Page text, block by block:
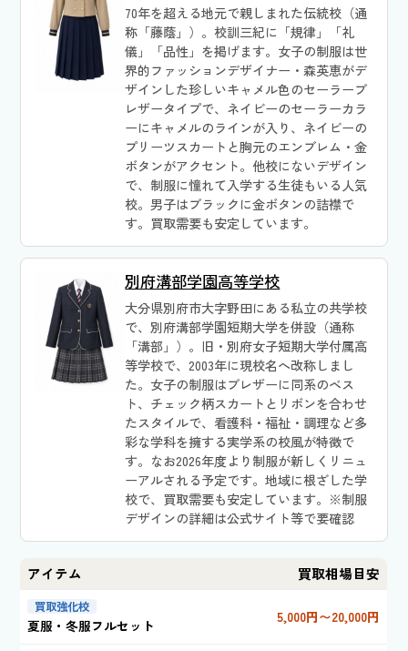
70年を超える地元で親しまれた伝統校（通
称「藤蔭」）。校訓三紀に「規律」「礼
儀」「品性」を掲げます。女子の制服は世
界的ファッションデザイナー・森英恵がデ
ザインした珍しいキャメル色のセーラーブ
レザータイプで、ネイビーのセーラーカラ
ーにキャメルのラインが入り、ネイビーの
プリーツスカートと胸元のエンブレム・金
ボタンがアクセント。他校にないデザイン
で、制服に憧れて入学する生徒もいる人気
校。男子はブラックに金ボタンの詰襟で
す。買取需要も安定しています。
別府溝部学園高等学校
大分県別府市大字野田にある私立の共学校
で、別府溝部学園短期大学を併設（通称
「溝部」）。旧・別府女子短期大学付属高
等学校で、2003年に現校名へ改称しまし
た。女子の制服はブレザーに同系のベス
ト、チェック柄スカートとリボンを合わせ
たスタイルで、看護科・福祉・調理など多
彩な学科を擁する実学系の校風が特徴で
す。なお2026年度より制服が新しくリニュ
ーアルされる予定です。地域に根ざした学
校で、買取需要も安定しています。※制服
デザインの詳細は公式サイト等で要確認
アイテム 買取相場目安
買取強化校
夏服・冬服フルセット 5,000円〜20,000円